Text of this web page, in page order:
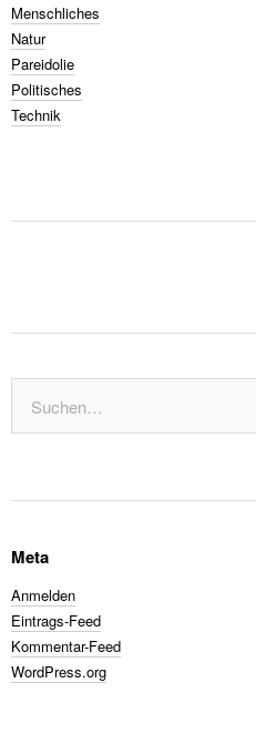
Menschliches
Natur
Pareidolie
Politisches
Technik
Meta
Anmelden
Eintrags-Feed
Kommentar-Feed
WordPress.org